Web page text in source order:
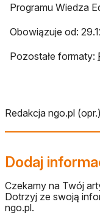
Programu Wiedza
Obowiązuje od:
Pozostałe formaty:
Redakcja ngo.pl (opr.)
Dodaj
Czekamy na Twój
Dotrzyj ze swoją
ngo.pl.